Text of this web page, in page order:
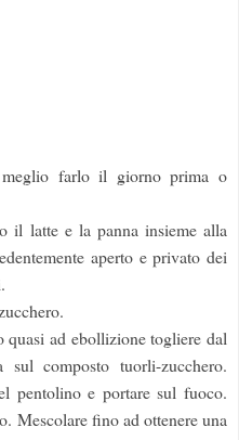
farlo il giorno prima o
il latte e la panna insieme alla
aperto e privato dei
quasi ad ebollizione togliere dal
composto tuorli-zucchero.
pentolino e portare sul fuoco.
Mescolare fino ad ottenere una